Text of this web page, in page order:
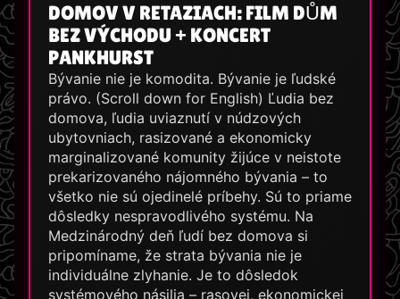
DOMOV V RETAZIACH: FILM DŮM
BEZ VÝCHODU + KONCERT
PANKHURST
Bývanie nie je komodita. Bývanie je ľudské
právo. (Scroll down for English) Ľudia bez
domova, ľudia uviaznutí v núdzových
ubytovniach, rasizované a ekonomicky
marginalizované komunity žijúce v neistote
prekarizovaného nájomného bývania – to
všetko nie sú ojedinelé príbehy. Sú to priame
dôsledky nespravodlivého systému. Na
Medzinárodný deň ľudí bez domova si
pripomíname, že strata bývania nie je
individuálne zlyhanie. Je to dôsledok
systémového násilia – rasovej, ekonomickej